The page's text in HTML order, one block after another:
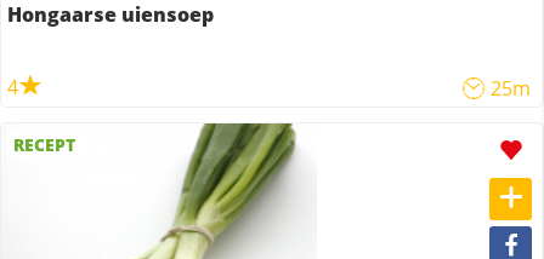
Hongaarse uiensoep
4 25m
RECEPT